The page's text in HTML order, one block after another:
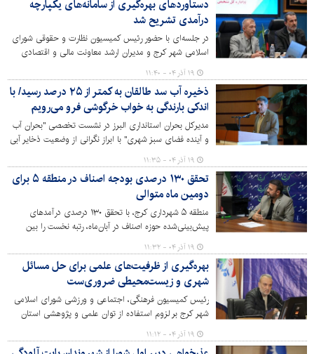
دستاوردهای بهره‌گیری از سامانه‌های یکپارچه
درآمدی تشریح شد
در جلسه‌ای با حضور رئیس کمیسیون نظارت و حقوقی شورای
اسلامی شهر کرج و مدیران ارشد معاونت مالی و اقتصادی
شهرداری، عملکرد مناطق ده‌گانه در وصول مطالبات و استفاده
از سامانه‌های یکپارچه درآمدی مورد بررسی قرار گرفت و
دستاوردهای چشمگیر سه سال اخیر در این حوزه تشریح شد.
۱۹ آذر ۰۴ - ۱۱:۴۰
ذخیره آب سد طالقان به کمتر از ۲۵ درصد رسید/ با
اندکی بارندگی به خواب خرگوشی فرو می‌رویم
مدیرکل بحران استانداری البرز در نشست تخصصی "بحران آب
و آینده فضای سبز شهری" با ابراز نگرانی از وضعیت ذخایر آبی
دارد و تابستان سال آینده برای البرز و تهران بسیار بحرانی
خواهد بود.
۱۹ آذر ۰۴ - ۱۱:۳۵
تحقق ۱۳۰ درصدی بودجه اصناف در منطقه ۵ برای
دومین ماه متوالی
منطقه ۵ شهرداری کرج، با تحقق ۱۳۰ درصدی درآمدهای
پیش‌بینی‌شده حوزه اصناف در آبان‌ماه، رتبه نخست را بین
و اصناف در قالب «طرح همدلی» و سیاست‌گذاری‌های دقیق
مدیریتی را کلید این موفقیت دانست.
۱۹ آذر ۰۴ - ۱۱:۳۲
بهره‌گیری از ظرفیت‌های علمی برای حل مسائل
شهری و زیست‌محیطی ضروری‌ست
رئیس کمیسیون فرهنگی، اجتماعی و ورزشی شورای اسلامی
شهر کرج بر لزوم استفاده از توان علمی و پژوهشی استان
برای ارتقای مدیریت شهری تأکید کرد.
۱۹ آذر ۰۴ - ۱۱:۱۲